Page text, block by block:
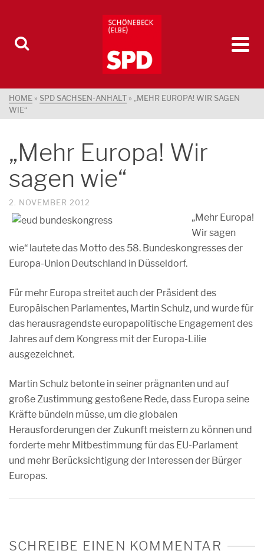
HOME » SPD SACHSEN-ANHALT »
„MEHR EUROPA! WIR SAGEN
WIE“
„Mehr Europa! Wir
sagen wie“
2. NOVEMBER 2012
„Mehr Europa!
Wir sagen
wie“ lautete das Motto des 58. Bundeskongresses der
Europa-Union Deutschland in Düsseldorf.
Für mehr Europa streitet auch der Präsident des
Europäischen Parlamentes, Martin Schulz, und wurde für
das herausragendste europapolitische Engagement des
Jahres auf dem Kongress mit der Europa-Lilie
ausgezeichnet.
Martin Schulz betonte in seiner prägnanten und auf
große Zustimmung gestoßene Rede, dass Europa seine
Kräfte bündeln müsse, um die globalen
Herausforderungen der Zukunft meistern zu können und
forderte mehr Mitbestimmung für das EU-Parlament
und mehr Berücksichtigung der Interessen der Bürger
Europas.
SCHREIBE EINEN KOMMENTAR